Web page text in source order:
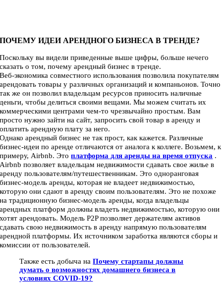
ПОЧЕМУ ИДЕИ АРЕНДНОГО БИЗНЕСА В ТРЕНДЕ?
Поскольку вы видели приведенные выше цифры, больше нечего
сказать о том, почему арендный бизнес в тренде.
Веб-экономика совместного использования позволила покупателям
арендовать товары у различных организаций и компаньонов. Точно
так же он позволил владельцам ресурсов приносить наличные
деньги, чтобы делиться своими вещами. Мы можем считать их
коммерческими центрами чем-то чрезвычайно простым. Вам
просто нужно зайти на сайт, запросить свой товар в аренду и
оплатить арендную плату за него.
Однако арендный бизнес не так прост, как кажется. Различные
бизнес-идеи по аренде отличаются от аналога к коллеге. Возьмем, к
примеру, Airbnb. Этоплатформа для аренды на время отпуска .
Airbnb позволяет владельцам недвижимости сдавать свое жилье в
аренду пользователям/путешественникам. Это одноранговая
бизнес-модель аренды, которая не владеет недвижимостью,
которую они сдают в аренду своим пользователям. Это не похоже
на традиционную бизнес-модель аренды, когда владельцы
арендных платформ должны владеть недвижимостью, которую они
хотят арендовать. Модель P2P позволяет держателям активов
сдавать свою недвижимость в аренду напрямую пользователям
арендной платформы. Их источником заработка являются сборы и
комиссии от пользователей.
Также есть добыча наПочему стартапы должны
думать о возможностях домашнего бизнеса в
условиях COVID-19?